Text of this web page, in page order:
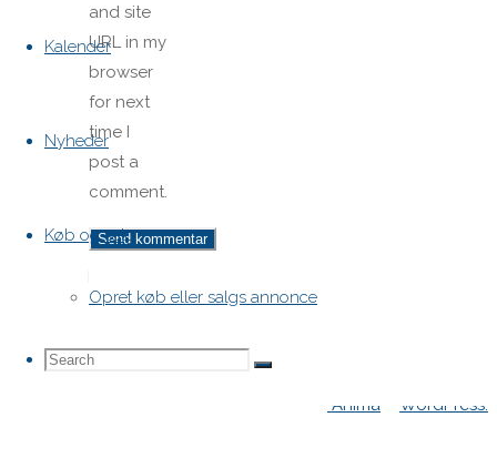
Kalender
Nyheder
Køb og salg
Opret køb eller salgs annonce
Search
Search
Search
and site
URL in my
browser
for next
time I
post a
comment.
H-båds kalenderen i Europa
Anima WordPress.